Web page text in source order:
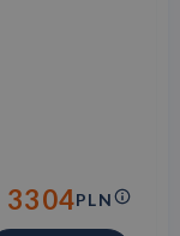
3304PLN